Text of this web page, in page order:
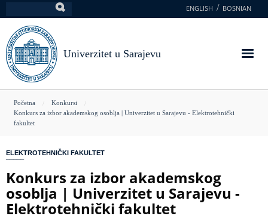
na
glavni
sadržaj
ENGLISH BOSNIAN
Univerzitet u Sarajevu
You
are
Početna
Konkursi
Konkurs za izbor akademskog osoblja | Univerzitet u Sarajevu - Elektrotehnički
fakultet
ELEKTROTEHNIČKI FAKULTET
Konkurs za izbor akademskog
osoblja | Univerzitet u Sarajevu -
Elektrotehnički fakultet